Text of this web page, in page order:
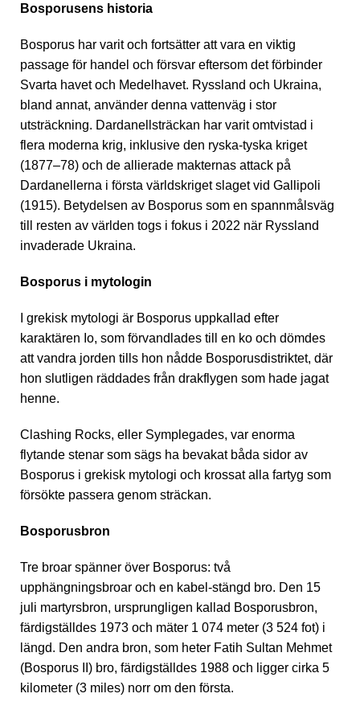
Bosporusens historia
Bosporus har varit och fortsätter att vara en viktig
passage för handel och försvar eftersom det förbinder
Svarta havet och Medelhavet. Ryssland och Ukraina,
bland annat, använder denna vattenväg i stor
utsträckning. Dardanellsträckan har varit omtvistad i
flera moderna krig, inklusive den ryska-tyska kriget
(1877–78) och de allierade makternas attack på
Dardanellerna i första världskriget slaget vid Gallipoli
(1915). Betydelsen av Bosporus som en spannmålsväg
till resten av världen togs i fokus i 2022 när Ryssland
invaderade Ukraina.
Bosporus i mytologin
I grekisk mytologi är Bosporus uppkallad efter
karaktären Io, som förvandlades till en ko och dömdes
att vandra jorden tills hon nådde Bosporusdistriktet, där
hon slutligen räddades från drakflygen som hade jagat
henne.
Clashing Rocks, eller Symplegades, var enorma
flytande stenar som sägs ha bevakat båda sidor av
Bosporus i grekisk mytologi och krossat alla fartyg som
försökte passera genom sträckan.
Bosporusbron
Tre broar spänner över Bosporus: två
upphängningsbroar och en kabel-stängd bro. Den 15
juli martyrsbron, ursprungligen kallad Bosporusbron,
färdigställdes 1973 och mäter 1 074 meter (3 524 fot) i
längd. Den andra bron, som heter Fatih Sultan Mehmet
(Bosporus II) bro, färdigställdes 1988 och ligger cirka 5
kilometer (3 miles) norr om den första.